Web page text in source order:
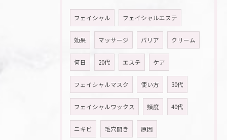
フェイシャル フェイシャルエステ
効果 マッサージ バリア クリーム
何日 20代 エステ ケア
フェイシャルマスク 使い方 30代
フェイシャルワックス 頻度 40代
ニキビ 毛穴開き 原因